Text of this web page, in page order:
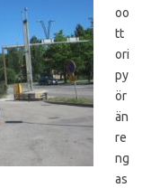
oo
tt
ori
py
ör
än
re
ng
as